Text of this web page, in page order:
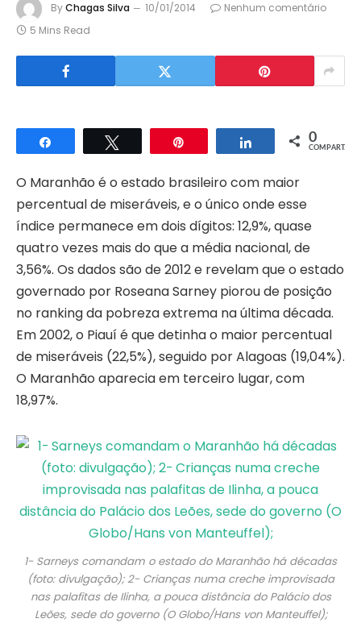
ByChagas Silva 10/01/2014
Nenhum comentário
5 Mins Read
Compartilhar Compartilhar
0
COMPART.
O Maranhão é o estado brasileiro com maior
percentual de miseráveis, e o único onde esse
índice permanece em dois dígitos: 12,9%, quase
quatro vezes mais do que a média nacional, de
3,56%. Os dados são de 2012 e revelam que o estado
governado por Roseana Sarney piorou de posição
no ranking da pobreza extrema na última década.
Em 2002, o Piauí é que detinha o maior percentual
de miseráveis (22,5%), seguido por Alagoas (19,04%).
O Maranhão aparecia em terceiro lugar, com
18,97%.
1- Sarneys comandam o estado do Maranhão há décadas
(foto: divulgação); 2- Crianças numa creche improvisada
nas palafitas de Ilinha, a pouca distância do Palácio dos
Leões, sede do governo (O Globo/Hans von Manteuffel);